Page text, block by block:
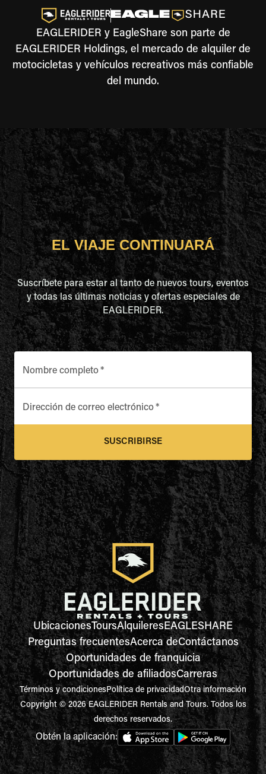
EAGLERIDER y EagleShare son parte de
EAGLERIDER Holdings, el mercado de alquiler de
motocicletas y vehículos recreativos más confiable
del mundo.
EL VIAJE CONTINUARÁ
Suscríbete para estar al tanto de nuevos tours, eventos
y todas las últimas noticias y ofertas especiales de
EAGLERIDER.
Nombre completo*
Dirección de correo electrónico*
SUSCRIBIRSE
UbicacionesToursAlquileresEAGLESHARE
Preguntas frecuentesAcerca deContáctanos
Oportunidades de franquicia
Oportunidades de afiliadosCarreras
Términos y condicionesPolítica de privacidadOtra información
Copyright © 2026 EAGLERIDER Rentals and Tours. Todos los
derechos reservados.
Obtén la aplicación: